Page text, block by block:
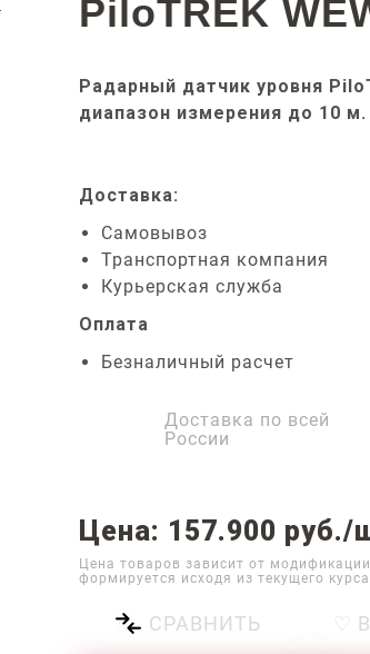
PiloTREK
Радарный датчик уровня
диапазон измерения до 10 м.
Доставка:
Самовывоз
Транспортная компания
Курьерская служба
Оплата
Безналичный расчет
Доставка по всей
России
Цена: 157.900 руб./
Цена товаров зависит от
формируется исходя из текущего
СРАВНИТЬ ♡